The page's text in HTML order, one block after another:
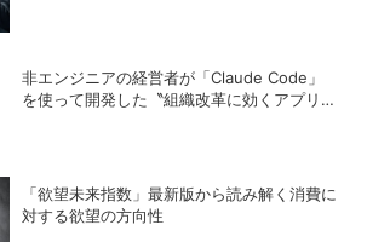
非エンジニアの経営者が「Claude Code」
を使って開発した〝組織改革に効くアプリ〟
「欲望未来指数」最新版から読み解く消費に
対する欲望の方向性